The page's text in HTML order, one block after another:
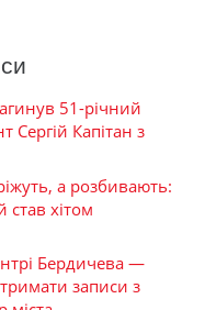
51-річний
Сергій Капітан з
а розбивають:
став хітом
Бердичева —
записи з